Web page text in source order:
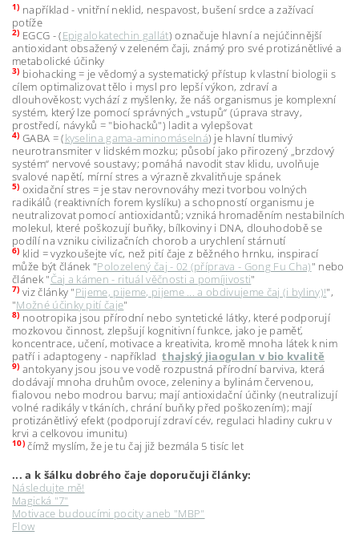
1) například - vnitřní neklid, nespavost, bušení srdce a zažívací
potíže
2) EGCG - (Epigalokatechin gallát) označuje hlavní a nejúčinnější
antioxidant obsažený v zeleném čaji, známý pro své protizánětlivé a
metabolické účinky
3) biohacking = je vědomý a systematický přístup k vlastní biologii s
cílem optimalizovat tělo i mysl pro lepší výkon, zdraví a
dlouhověkost; vychází z myšlenky, že náš organismus je komplexní
systém, který lze pomocí správných „vstupů“ (úprava stravy,
prostředí, návyků = "biohacků") ladit a vylepšovat
4) GABA = (kyselina gama-aminomáselná) je hlavní tlumivý
neurotransmiter v lidském mozku; působí jako přirozený „brzdový
systém“ nervové soustavy; pomáhá navodit stav klidu, uvolňuje
svalové napětí, mírní stres a výrazně zkvalitňuje spánek
5) oxidační stres = je stav nerovnováhy mezi tvorbou volných
radikálů (reaktivních forem kyslíku) a schopností organismu je
neutralizovat pomocí antioxidantů; vzniká hromaděním nestabilních
molekul, které poškozují buňky, bílkoviny i DNA, dlouhodobě se
podílí na vzniku civilizačních chorob a urychlení stárnutí
6) klid = vyzkoušejte víc, než pití čaje z běžného hrnku, inspirací
může být článek "Polozelený čaj - 02 (příprava - Gong Fu Cha)" nebo
článek "Čaj a kámen - rituál věčnosti a pomíjivosti"
7) viz články "Pijeme, pijeme, pijeme ... a obdivujeme čaj (i byliny)!",
"Možné účinky pití čaje"
8) nootropika jsou přírodní nebo syntetické látky, které podporují
mozkovou činnost, zlepšují kognitivní funkce, jako je paměť,
koncentrace, učení, motivace a kreativita, kromě mnoha látek k nim
patří i adaptogeny - napříkladthajský jiaogulan v bio kvalitě
9) antokyany jsou jsou ve vodě rozpustná přírodní barviva, která
dodávají mnoha druhům ovoce, zeleniny a bylinám červenou,
fialovou nebo modrou barvu; mají antioxidační účinky (neutralizují
volné radikály v tkáních, chrání buňky před poškozením); mají
protizánětlivý efekt (podporují zdraví cév, regulaci hladiny cukru v
krvi a celkovou imunitu)
10)čímž myslím, že je tu čaj již bezmála 5 tisíc let
... a k šálku dobrého čaje doporučuji články:
Následujte mě!
Magická "7"
Motivace budoucími pocity aneb "MBP"
Flow